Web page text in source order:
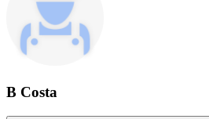
B Costa